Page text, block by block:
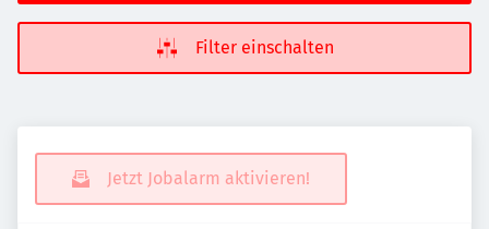
Filter einschalten
Jetzt Jobalarm aktivieren!